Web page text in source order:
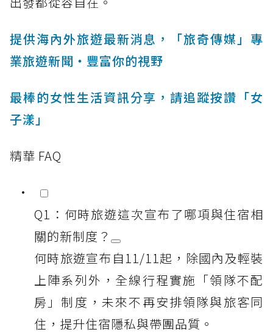
提供海內外旅遊最新消息，「旅奇傳媒」專
業旅遊新聞‧豐富你的視野
最棒的女性生活資訊分享，請追蹤按讚「女
子漾」
精華 FAQ
Q1：何時旅遊這次宣布了哪項與住宿相
關的新制度？
何時旅遊宣布自11/11起，除國內及輕裝
上陣系列外，全線行程實施「領隊不配
房」制度，未來不再安排領隊與旅客同
住，提升住宿隱私與帶團品質。